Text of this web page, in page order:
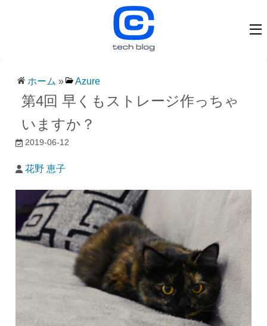
ホーム » Azure
第4回 早くもストレージ作っちゃ
いますか？
2019-06-12
花野 恵子